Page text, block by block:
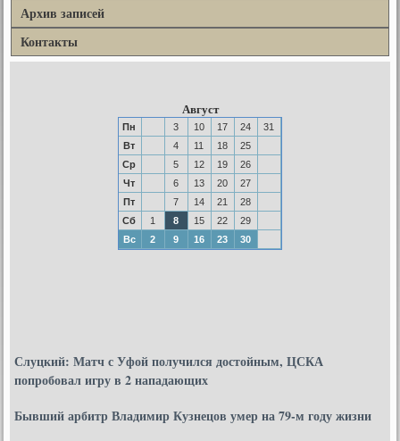
Архив записей
Контакты
Август
Пн 3 10 17 24
31
Вт
4 11 18
25
Ср
5 12 19
26
Чт
6 13 20
27
Пт
7 14 21
28
Сб
1 8 15 22
29
Вс
2 9 16 23 30
Слуцкий: Матч с Уфой получился достойным, ЦСКА
попробовал игру в 2 нападающих
Бывший арбитр Владимир Кузнецов умер на 79-м году жизни